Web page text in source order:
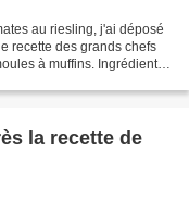
au riesling, j'ai déposé
recette des grands chefs
à muffins. Ingrédients
la recette de